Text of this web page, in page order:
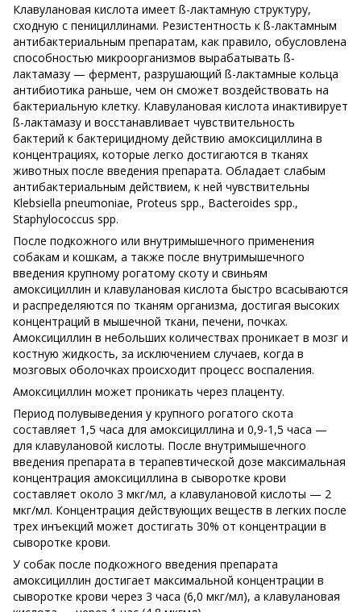
Клавулановая кислота имеет ß-лактамную структуру,
сходную с пенициллинами. Резистентность к ß-лактамным
антибактериальным препаратам, как правило, обусловлена
способностью микроорганизмов вырабатывать ß-
лактамазу — фермент, разрушающий ß-лактамные кольца
антибиотика раньше, чем он сможет воздействовать на
бактериальную клетку. Клавулановая кислота инактивирует
ß-лактамазу и восстанавливает чувствительность
бактерий к бактерицидному действию амоксициллина в
концентрациях, которые легко достигаются в тканях
животных после введения препарата. Обладает слабым
антибактериальным действием, к ней чувствительны
Klebsiella pneumoniae, Proteus spp., Bacteroides spp.,
Staphylococcus spp.
После подкожного или внутримышечного применения
собакам и кошкам, а также после внутримышечного
введения крупному рогатому скоту и свиньям
амоксициллин и клавулановая кислота быстро всасываются
и распределяются по тканям организма, достигая высоких
концентраций в мышечной ткани, печени, почках.
Амоксициллин в небольших количествах проникает в мозг и
костную жидкость, за исключением случаев, когда в
мозговых оболочках происходит процесс воспаления.
Амоксициллин может проникать через плаценту.
Период полувыведения у крупного рогатого скота
составляет 1,5 часа для амоксициллина и 0,9-1,5 часа —
для клавулановой кислоты. После внутримышечного
введения препарата в терапевтической дозе максимальная
концентрация амоксициллина в сыворотке крови
составляет около 3 мкг/мл, а клавулановой кислоты — 2
мкг/мл. Концентрация действующих веществ в легких после
трех инъекций может достигать 30% от концентрации в
сыворотке крови.
У собак после подкожного введения препарата
амоксициллин достигает максимальной концентрации в
сыворотке крови через 3 часа (6,0 мкг/мл), а клавулановая